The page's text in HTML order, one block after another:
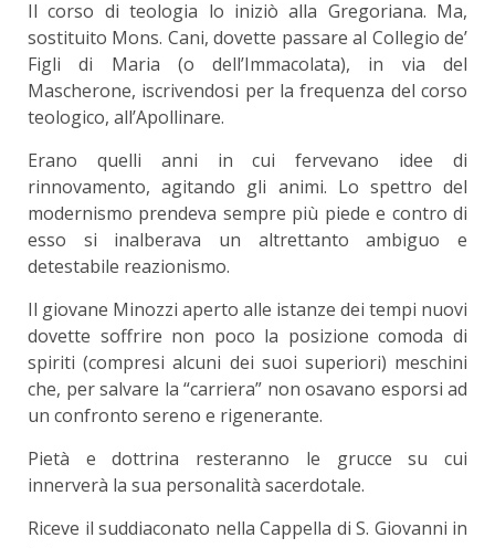
Il corso di teologia lo iniziò alla Gregoriana. Ma,
sostituito Mons. Cani, dovette passare al Collegio de’
Figli di Maria (o dell’Immacolata), in via del
Mascherone, iscrivendosi per la frequenza del corso
teologico, all’Apollinare.
Erano quelli anni in cui fervevano idee di
rinnovamento, agitando gli animi. Lo spettro del
modernismo prendeva sempre più piede e contro di
esso si inalberava un altrettanto ambiguo e
detestabile reazionismo.
Il giovane Minozzi aperto alle istanze dei tempi nuovi
dovette soffrire non poco la posizione comoda di
spiriti (compresi alcuni dei suoi superiori) meschini
che, per salvare la “carriera” non osavano esporsi ad
un confronto sereno e rigenerante.
Pietà e dottrina resteranno le grucce su cui
innerverà la sua personalità sacerdotale.
Riceve il suddiaconato nella Cappella di S. Giovanni in